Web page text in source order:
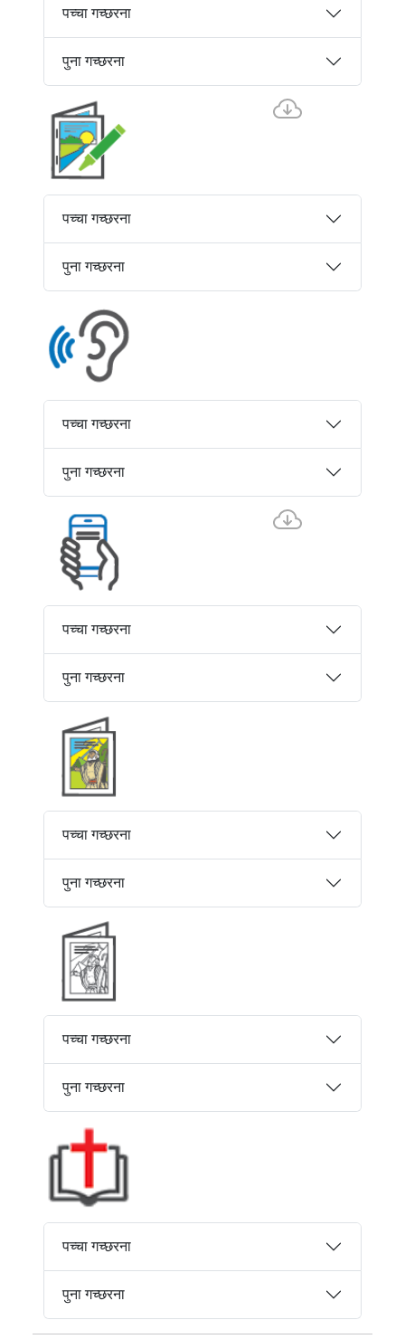
पच्चा गच्छरना
पुना गच्छरना
पच्चा गच्छरना
पुना गच्छरना
पच्चा गच्छरना
पुना गच्छरना
पच्चा गच्छरना
पुना गच्छरना
पच्चा गच्छरना
पुना गच्छरना
पच्चा गच्छरना
पुना गच्छरना
पच्चा गच्छरना
पुना गच्छरना